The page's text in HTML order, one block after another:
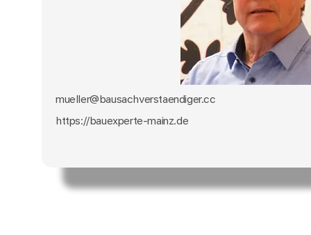
mueller@bausachverstaendiger.cc
https://bauexperte-mainz.de